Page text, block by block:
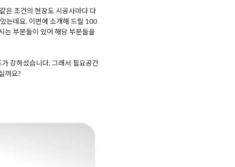
은 조건의 현장도 시공사마다 다
는데요. 이번에 소개해 드릴 100
는 부분들이 있어 해당 부분들을
강하셨습니다. 그래서 필요공간
까요?